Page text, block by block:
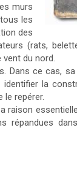
murs
les
des
(rats,
vent du nord.
Dans ce cas,
identifier la
le repérer.
raison
répandues